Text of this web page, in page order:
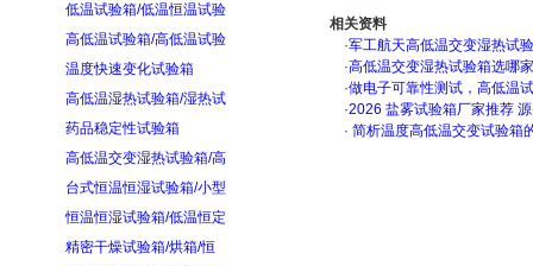
低温试验箱/低温恒温试验
高低温试验箱/高低温试验
温度快速变化试验箱
高低温湿热试验箱/湿热试
药品稳定性试验箱
高低温交变湿热试验箱/高
台式恒温恒湿试验箱/小型
恒温恒湿试验箱/低温恒定
精密干燥试验箱/烘箱/恒
相关资料
·军工航天高低温交变湿热试
·高低温交变湿热试验箱选哪
·做电子可靠性测试，高低温
·2026 盐雾试验箱厂家推荐
· 简析温度高低温交变试验箱